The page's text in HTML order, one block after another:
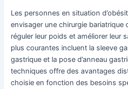
Les personnes en situation
envisager une chirurgie bariatrique
réguler leur poids et améliorer leur
plus courantes incluent la sleeve
gastrique et la pose d’anneau
techniques offre des avantages
choisie en fonction des besoins